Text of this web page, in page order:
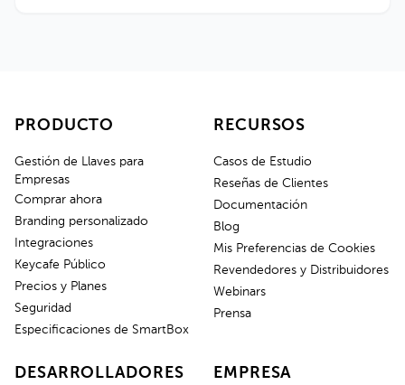
PRODUCTO
Gestión de Llaves para
Empresas
Comprar ahora
Branding personalizado
Integraciones
Keycafe Público
Precios y Planes
Seguridad
Especificaciones de SmartBox
RECURSOS
Casos de Estudio
Reseñas de Clientes
Documentación
Blog
Mis Preferencias de Cookies
Revendedores y Distribuidores
Webinars
Prensa
DESARROLLADORES EMPRESA